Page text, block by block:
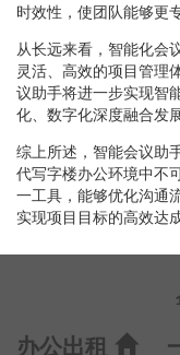
时效性，使团队能够更
从长远来看，智能化会
灵活、高效的项目管理
议助手将进一步实现智
化、数字化深度融合发展
综上所述，智能会议助
代写字楼办公环境中不
一工具，能够优化沟通
实现项目目标的高效达
办公出租